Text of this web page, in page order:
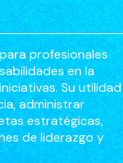
profesionales
en la
Su utilidad
administrar
estratégicas,
de liderazgo y